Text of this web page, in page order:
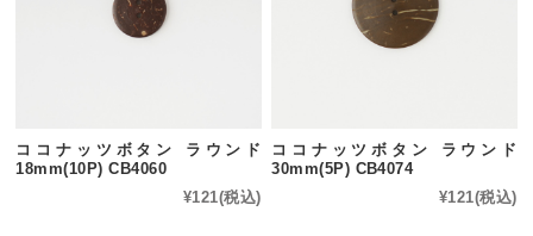
ココナッツボタン ラウンド
18mm(10P) CB4060
¥121(税込)
ココナッツボタン ラウンド
30mm(5P) CB4074
¥121(税込)